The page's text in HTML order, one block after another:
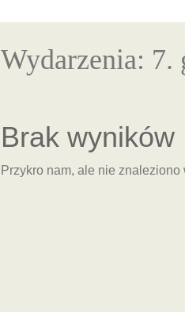
Wydarzenia: 7.
Brak wyników
Przykro nam, ale nie